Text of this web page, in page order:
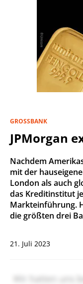
GROSSBANK
JPMorgan
Nachdem
mit der
London als auch
das Kreditinstitut
Markteinführung.
die größten drei
21. Juli 2023